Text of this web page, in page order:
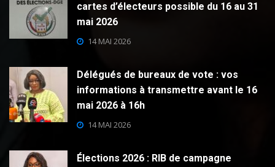
cartes d’électeurs possible du 16 au 31
mai 2026
14 MAI 2026
Délégués de bureaux de vote : vos
informations à transmettre avant le 16
mai 2026 à 16h
14 MAI 2026
Élections 2026 : RIB de campagne